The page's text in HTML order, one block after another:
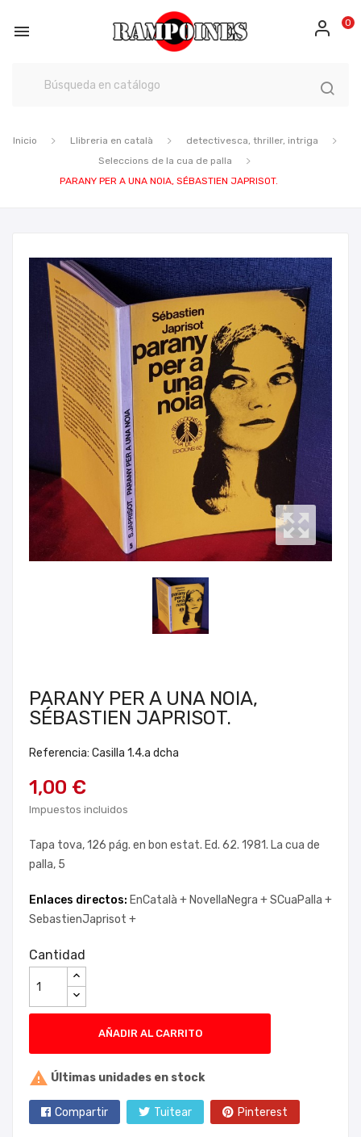
 0
Inicio Llibreria en català
detectivesca, thriller, intriga
Seleccions de la cua de palla
PARANY PER A UNA NOIA, SÉBASTIEN JAPRISOT.
PARANY PER A UNA NOIA,
SÉBASTIEN JAPRISOT.
Referencia: Casilla 1.4.a dcha
1,00 €
Impuestos incluidos
Tapa tova, 126 pág. en bon estat. Ed. 62. 1981. La cua de
palla, 5
Enlaces directos: EnCatalà + NovellaNegra +SCuaPalla +
SebastienJaprisot +
Cantidad
AÑADIR AL CARRITO
 Últimas unidades en stock
Compartir Tuitear Pinterest